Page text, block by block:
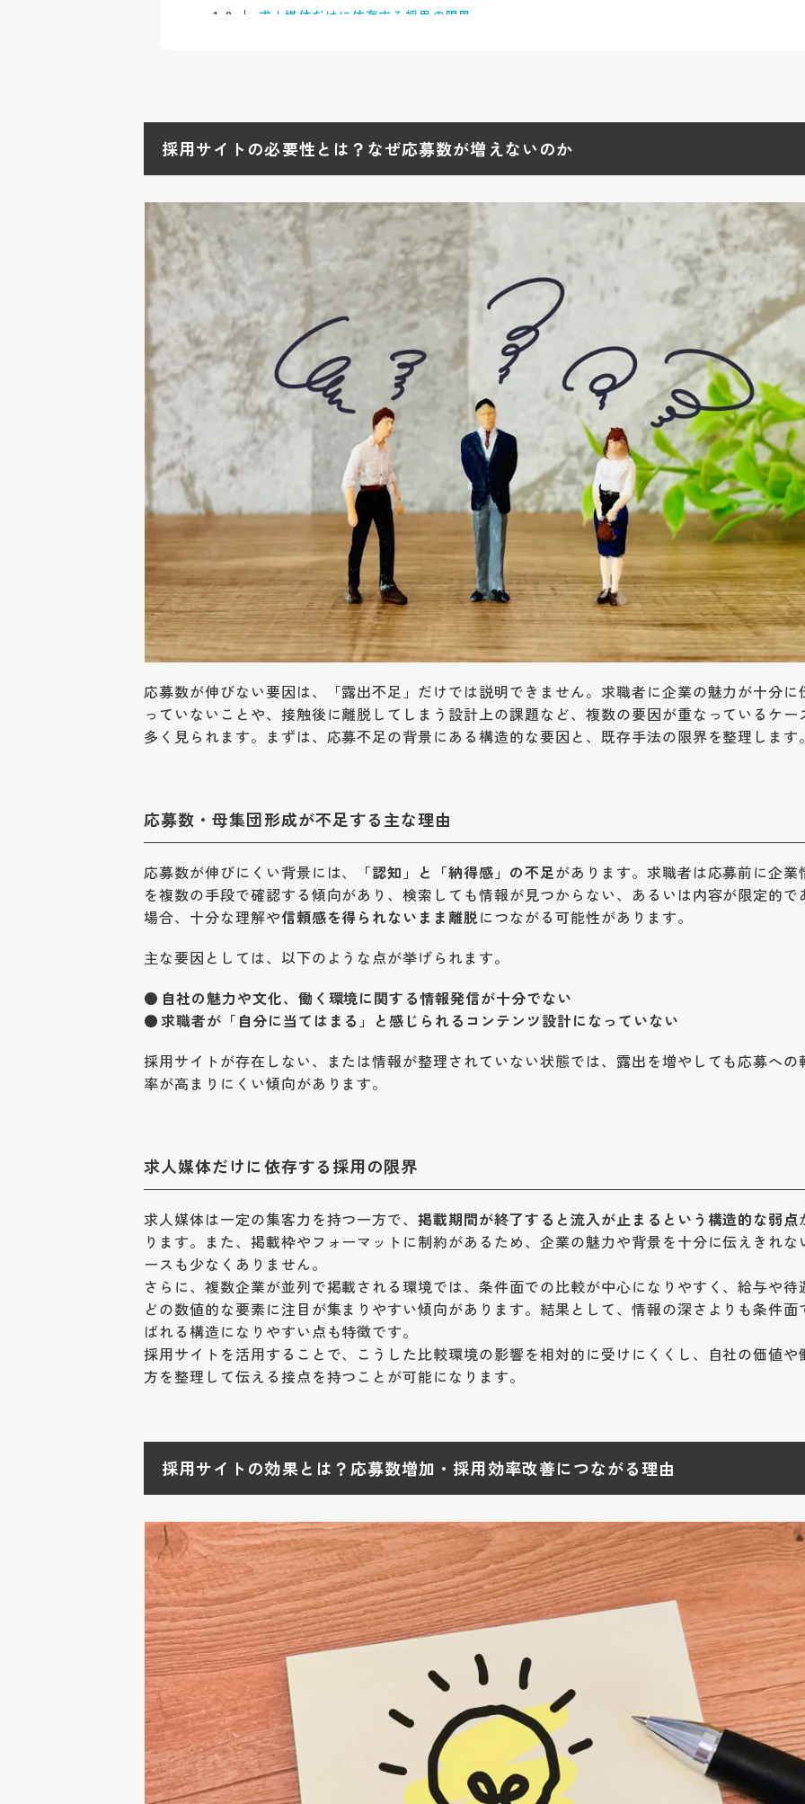
1-2
求人媒体だけに依存する採用の限界
採用手法ごとのメリット・デメリット
効果を最大化する採用サイトの設計と改善方法
情報設計とUXを意識した構成のポイント
4-2
応募につながるコンテンツ設計の考え方
5
採用サイトで本当に応募数は増える？導入すべきか判断するポイント<br />
5-1
成果につながりやすい企業に共通する特徴とは
5-2
自社にとって導入すべきかの判断基準
採用サイト制作なら株式会社プラットインへ
採用サイトの必要性とは？なぜ応募数が増えないのか
応募数が伸びない要因は、「露出不足」だけでは説明できません。求職者に企業の魅力が十分に
っていないことや、接触後に離脱してしまう設計上の課題など、複数の要因が重なっているケー
多く見られます。まずは、応募不足の背景にある構造的な要因と、既存手法の限界を整理します
応募数・母集団形成が不足する主な理由
応募数が伸びにくい背景には、 「認知」と「納得感」の不足があります。求職者は応募前に企業
を複数の手段で確認する傾向があり、検索しても情報が見つからない、あるいは内容が限定的で
場合、十分な理解や信頼感を得られないまま離脱につながる可能性があります。
主な要因としては、以下のような点が挙げられます。
自社の魅力や文化、働く環境に関する情報発信が十分でない
求職者が「自分に当てはまる」と感じられるコンテンツ設計になっていない
採用サイトが存在しない、または情報が整理されていない状態では、露出を増やしても応募への
率が高まりにくい傾向があります。
求人媒体だけに依存する採用の限界
求人媒体は一定の集客力を持つ一方で、掲載期間が終了すると流入が止まるという構造的な弱点
ります。また、掲載枠やフォーマットに制約があるため、企業の魅力や背景を十分に伝えきれな
ースも少なくありません。
さらに、複数企業が並列で掲載される環境では、条件面での比較が中心になりやすく、給与や待
どの数値的な要素に注目が集まりやすい傾向があります。結果として、情報の深さよりも条件面
ばれる構造になりやすい点も特徴です。
採用サイトを活用することで、こうした比較環境の影響を相対的に受けにくくし、自社の価値や
方を整理して伝える接点を持つことが可能になります。
採用サイトの効果とは？応募数増加・採用効率改善につながる理由